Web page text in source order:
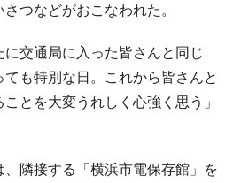
つなどがおこなわれた。
交通局に入った皆さんと同じ
も特別な日。これから皆さんと
とを大変うれしく心強く思う」
隣接する「横浜市電保存館」を